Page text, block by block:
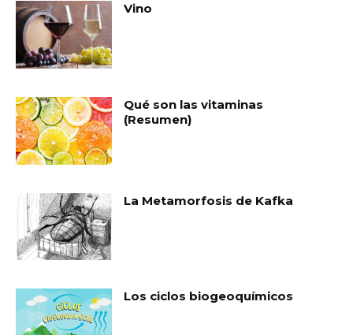
Vino
Qué son las vitaminas
(Resumen)
La Metamorfosis de Kafka
Los ciclos biogeoquímicos